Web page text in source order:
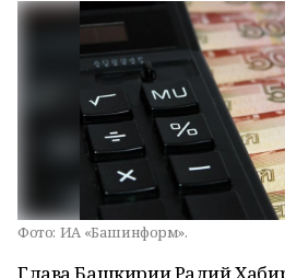
Фото: ИА «Башинформ».